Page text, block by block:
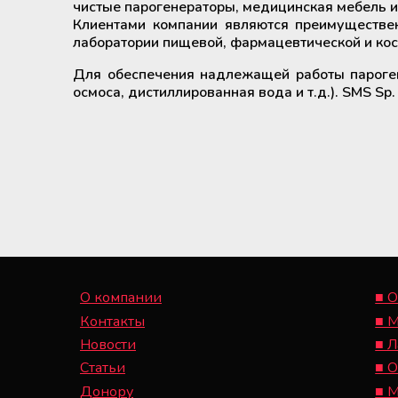
стволовых клеток
взятия крови
Дополнительные материалы к
холодильному оборудованию
Рулоны и пакеты для
стерилизации
чистые парогенераторы, медицинская
Клиентами компании являются
лаборатории пищевой, фармацевтической и
Для обеспечения надлежащей работы
осмоса, дистиллированная вода и т.д.). SMS
О компании
Контакты
Новости
Статьи
Донору
■
■
■
■
■